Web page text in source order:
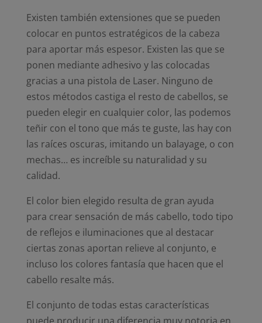
Existen también extensiones que se pueden
colocar en puntos estratégicos de la cabeza
para aportar más espesor. Existen las que se
ponen mediante adhesivo y las colocadas
gracias a una pistola de Laser. Ninguno de
estos métodos castiga el resto de cabellos, se
pueden elegir en cualquier color, las podemos
teñir con el tono que más te guste, las hay con
las raíces oscuras, imitando un balayage, o con
mechas… es increíble su naturalidad y su
calidad.
El color bien elegido resulta de gran ayuda
para crear sensación de más cabello, todo tipo
de reflejos e iluminaciones que al destacar
ciertas zonas aportan relieve al conjunto, e
incluso los colores fantasía que hacen que el
cabello resalte más.
El conjunto de todas estas características